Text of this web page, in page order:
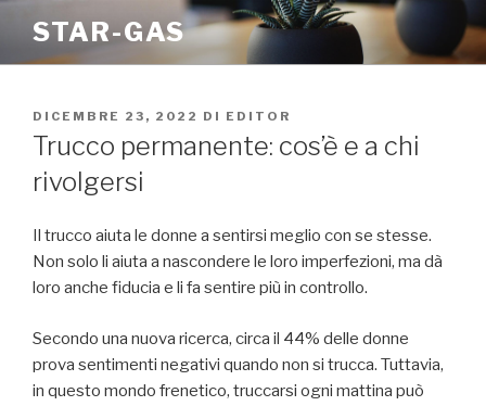
contenuto
STAR-GAS
PUBBLICATO
IL
DICEMBRE 23, 2022 DI EDITOR
Trucco permanente: cos’è e a chi
rivolgersi
Il trucco aiuta le donne a sentirsi meglio con se stesse.
Non solo li aiuta a nascondere le loro imperfezioni, ma dà
loro anche fiducia e li fa sentire più in controllo.
Secondo una nuova ricerca, circa il 44% delle donne
prova sentimenti negativi quando non si trucca. Tuttavia,
in questo mondo frenetico, truccarsi ogni mattina può